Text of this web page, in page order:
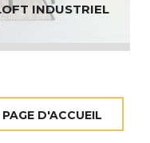
INDUSTRIEL